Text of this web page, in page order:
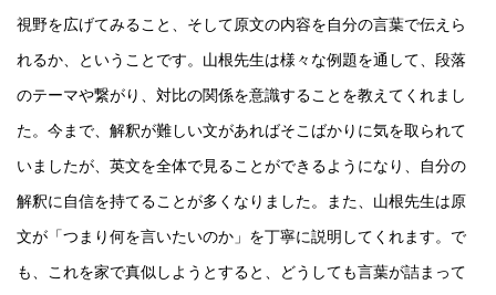
視野を広げてみること、そして原文の内容を自分の言葉で伝えら
れるか、ということです。山根先生は様々な例題を通して、段落
のテーマや繋がり、対比の関係を意識することを教えてくれまし
た。今まで、解釈が難しい文があればそこばかりに気を取られて
いましたが、英文を全体で見ることができるようになり、自分の
解釈に自信を持てることが多くなりました。また、山根先生は原
文が「つまり何を言いたいのか」を丁寧に説明してくれます。で
も、これを家で真似しようとすると、どうしても言葉が詰まって